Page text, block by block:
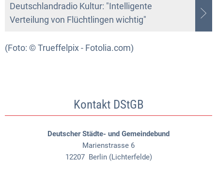
Deutschlandradio Kultur: "Intelligente
Verteilung von Flüchtlingen wichtig"
(Foto: © Trueffelpix - Fotolia.com)
Kontakt DStGB
Deutscher Städte- und Gemeindebund
Marienstrasse 6
12207 Berlin (Lichterfelde)